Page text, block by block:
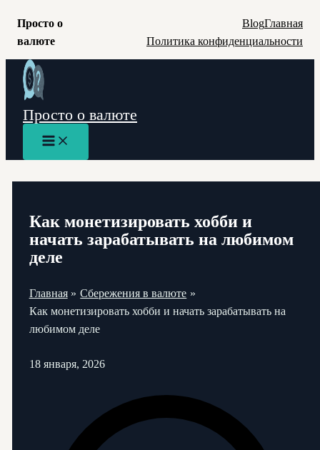
Просто о
валюте
BlogГлавная
Политика конфиденциальности
Перейти
содержимому
Просто о валюте
Main
Menu
Как монетизировать хобби и
начать зарабатывать на любимом
деле
Главная
Сбережения в валюте
Как монетизировать хобби и начать зарабатывать на
любимом деле
18 января, 2026